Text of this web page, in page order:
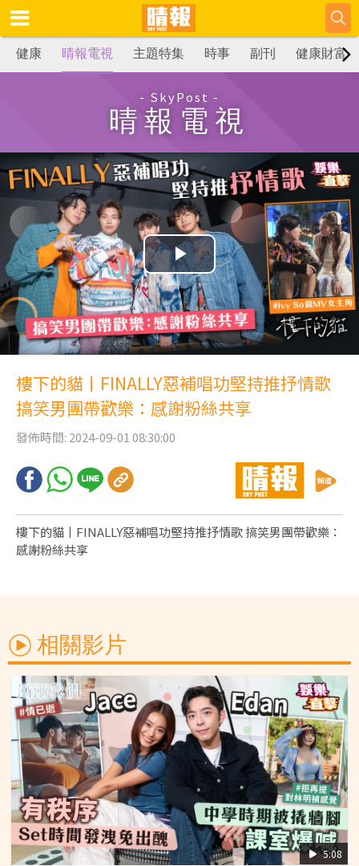
健康 晴報電視 主題特集 時事 副刊 健康財富
- SkyPost -
晴報電視
播
放
影
片
樓下的貓丨FINALLY惡補唱功堅持推抒情歌
搞笑男團帶歡樂：感謝粉絲共享
發佈時間: 2024-09-01 08:30:00
樓下的貓丨FINALLY惡補唱功堅持推抒情歌 搞笑男團帶歡樂：
感謝粉絲共享
相關影片
5:08